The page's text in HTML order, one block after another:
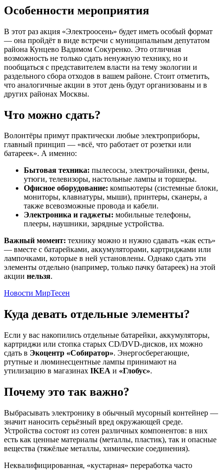
Особенности мероприятия
В этот раз акция «Электроосень» будет иметь особый формат
— она пройдёт в виде встречи с муниципальным депутатом
района Кунцево Вадимом Сокуренко. Это отличная
возможность не только сдать ненужную технику, но и
пообщаться с представителем власти на тему экологии и
раздельного сбора отходов в вашем районе. Стоит отметить,
что аналогичные акции в этот день будут организованы и в
других районах Москвы.
Что можно сдать?
Волонтёры примут практически любые электроприборы,
главный принцип — «всё, что работает от розетки или
батареек». А именно:
Бытовая техника: пылесосы, электрочайники, фены,
утюги, телевизоры, настольные лампы и торшеры.
Офисное оборудование: компьютеры (системные блоки,
мониторы, клавиатуры, мыши), принтеры, сканеры, а
также всевозможные провода и кабели.
Электроника и гаджеты: мобильные телефоны,
плееры, наушники, зарядные устройства.
Важный момент: технику можно и нужно сдавать «как есть»
— вместе с батарейками, аккумуляторами, картриджами или
лампочками, которые в ней установлены. Однако сдать эти
элементы отдельно (например, только пачку батареек) на этой
акции нельзя.
Новости МирТесен
Куда девать отдельные элементы?
Если у вас накопились отдельные батарейки, аккумуляторы,
картриджи или стопка старых CD/DVD-дисков, их можно
сдать в Экоцентр «Собиратор». Энергосберегающие,
ртутные и люминесцентные лампы принимают на
утилизацию в магазинах IKEA и «Глобус».
Почему это так важно?
Выбрасывать электронику в обычный мусорный контейнер —
значит наносить серьёзный вред окружающей среде.
Устройства состоят из сотен различных компонентов: в них
есть как ценные материалы (металлы, пластик), так и опасные
вещества (тяжёлые металлы, химические соединения).
Неквалифицированная, «кустарная» переработка часто